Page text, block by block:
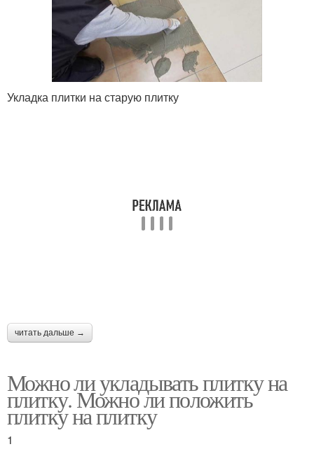
Укладка плитки на старую плитку
читать дальше →
Можно ли укладывать плитку на
плитку. Можно ли положить
плитку на плитку
1